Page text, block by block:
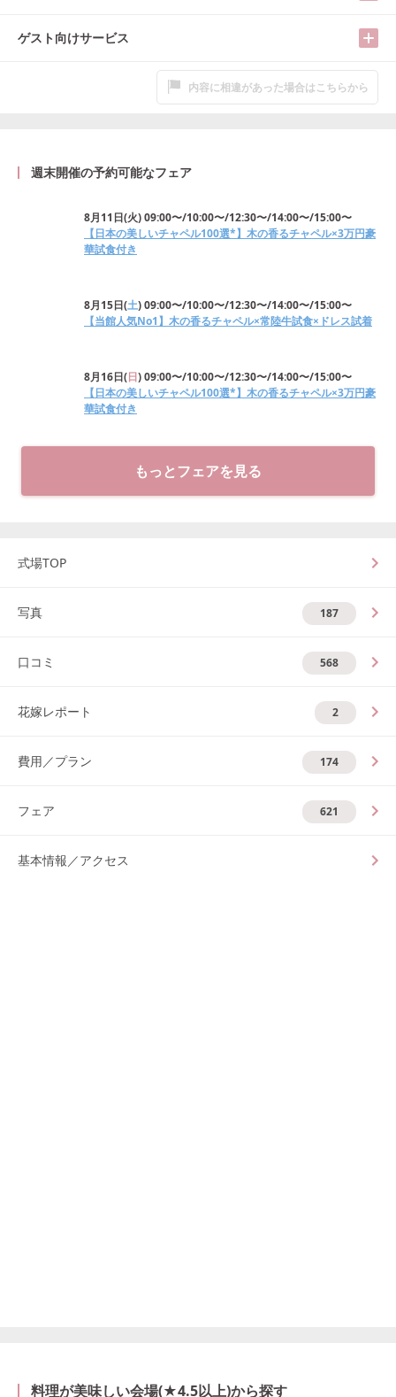
ゲスト向けサービス
内容に相違があった場合はこちらから
週末開催の予約可能なフェア
8月11日(火)09:00〜/10:00〜/12:30〜/14:00〜/15:00〜
【日本の美しいチャペル100選*】木の香るチャペル×3万円豪
華試食付き
8月15日(土)09:00〜/10:00〜/12:30〜/14:00〜/15:00〜
【当館人気No1】木の香るチャペル×常陸牛試食×ドレス試着
8月16日(日)09:00〜/10:00〜/12:30〜/14:00〜/15:00〜
【日本の美しいチャペル100選*】木の香るチャペル×3万円豪
華試食付き
もっとフェアを見る
式場TOP
写真 187
口コミ 568
花嫁レポート 2
費用／プラン 174
フェア 621
基本情報／アクセス
料理が美味しい会場(★4.5以上)から探す